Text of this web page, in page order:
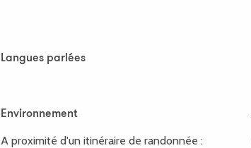
Langues parlées
Langues parlées
Environnement
Environnement
A proximité d'un itinéraire de randonnée :